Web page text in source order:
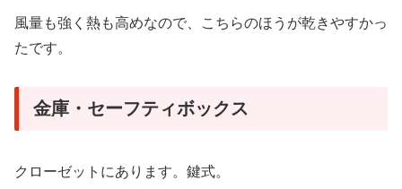
風量も強く熱も高めなので、こちらのほうが乾きやすかっ
たです。
金庫・セーフティボックス
クローゼットにあります。鍵式。